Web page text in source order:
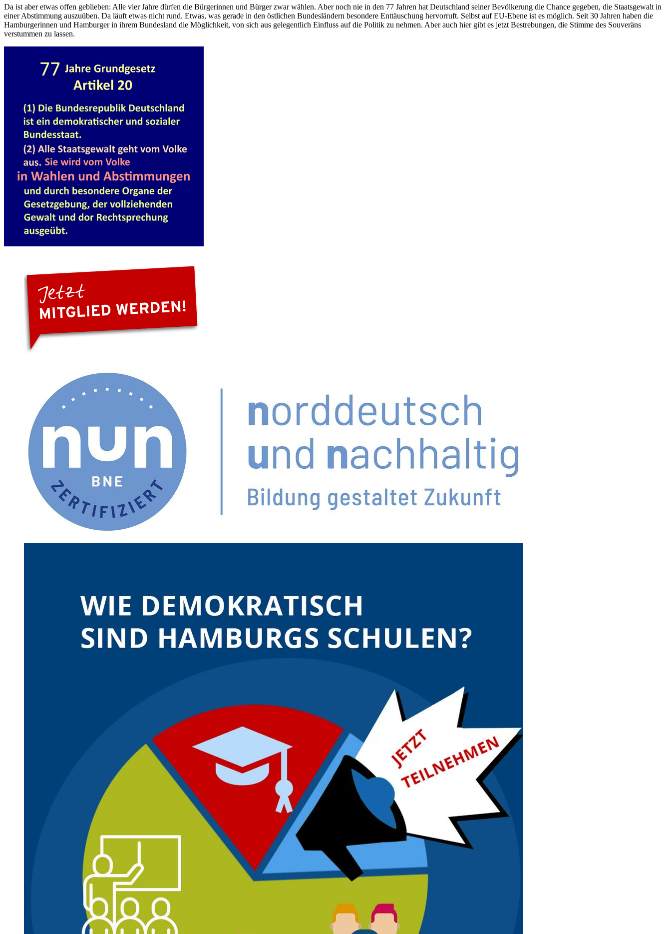
Da ist aber etwas offen geblieben: Alle vier Jahre dürfen die Bürgerinnen und Bürger zwar wählen. Aber noch nie in den 77 Jahren hat Deutschland seiner Bevölkerung die Chance gegeben, die Staatsgewalt in
einer Abstimmung auszuüben. Da läuft etwas nicht rund. Etwas, was gerade in den östlichen Bundesländern besondere Enttäuschung hervorruft. Selbst auf EU-Ebene ist es möglich. Seit 30 Jahren haben die
Hamburgerinnen und Hamburger in ihrem Bundesland die Möglichkeit, von sich aus gelegentlich Einfluss auf die Politik zu nehmen. Aber auch hier gibt es jetzt Bestrebungen, die Stimme des Souveräns
verstummen zu lassen.